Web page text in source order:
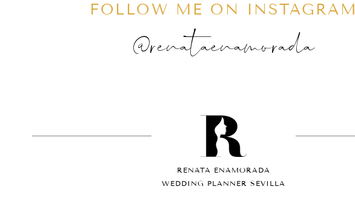
FOLLOW ME ON INSTAGRAM
@renataenamorada
RENATA ENAMORADA
WEDDING PLANNER SEVILLA